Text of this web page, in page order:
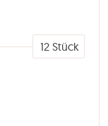
12 Stück